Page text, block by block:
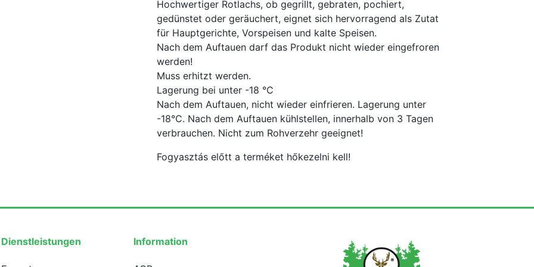
Hochwertiger Rotlachs, ob gegrillt, gebraten, pochiert,
gedünstet oder geräuchert, eignet sich hervorragend als Zutat
für Hauptgerichte, Vorspeisen und kalte Speisen.
Nach dem Auftauen darf das Produkt nicht wieder eingefroren
werden!
Muss erhitzt werden.
Lagerung bei unter -18 °C
Nach dem Auftauen, nicht wieder einfrieren. Lagerung unter
-18°C. Nach dem Auftauen kühlstellen, innerhalb von 3 Tagen
verbrauchen. Nicht zum Rohverzehr geeignet!
Fogyasztás előtt a terméket hőkezelni kell!
Dienstleistungen Information